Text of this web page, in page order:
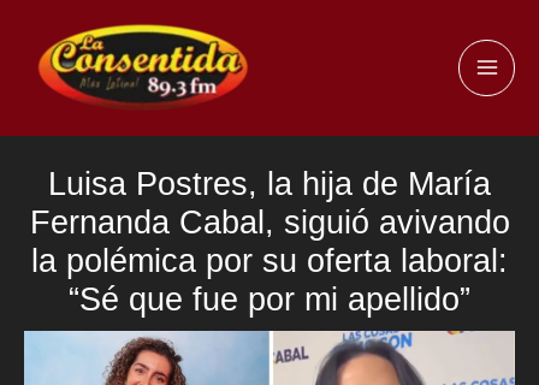
contenido
Luisa Postres, la hija de María
Fernanda Cabal, siguió avivando
la polémica por su oferta laboral:
“Sé que fue por mi apellido”